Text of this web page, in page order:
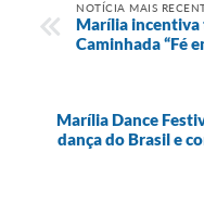
NOTÍCIA MAIS
Marília incentiva
Caminhada “Fé
Marília Dance
dança do Brasil e